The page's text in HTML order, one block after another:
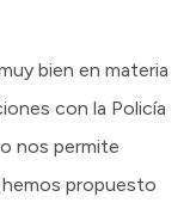
bien en materia
con la Policía
nos permite
propuesto